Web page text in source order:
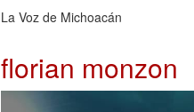
La Voz de Michoacán
florian monzon